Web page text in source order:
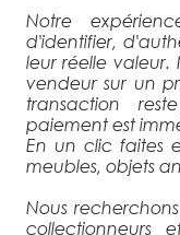
Notre
d'identifier,
leur réelle
vendeur sur un
transaction
paiement est
En un clic faites
meubles, objets
Nous
collectionneurs